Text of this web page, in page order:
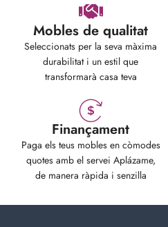
Mobles de qualitat
Seleccionats per la seva màxima
durabilitat i un estil que
transformarà casa teva
Finançament
Paga els teus mobles en còmodes
quotes amb el servei Aplázame,
de manera ràpida i senzilla